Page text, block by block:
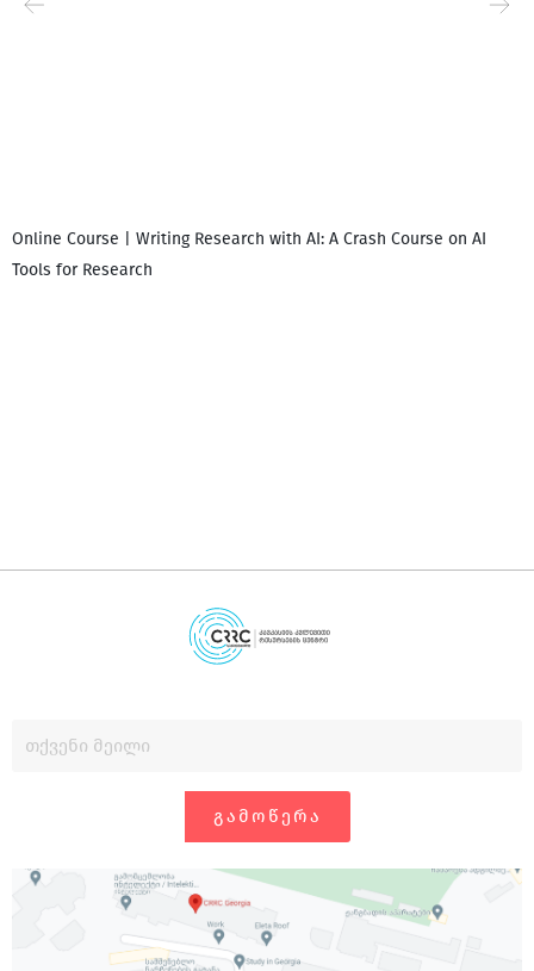
Online Course | Writing Research with AI: A Crash Course on AI
Tools for Research
ᲒᲐᲛᲝᲬᲔᲠᲐ